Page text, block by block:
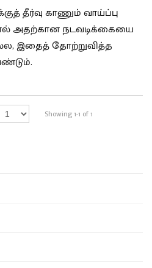
தீர்வு காணும் வாய்ப்பு
அதற்கான நடவடிக்கையை
இதைத் தோற்றுவித்த
Showing 1-1 of 1